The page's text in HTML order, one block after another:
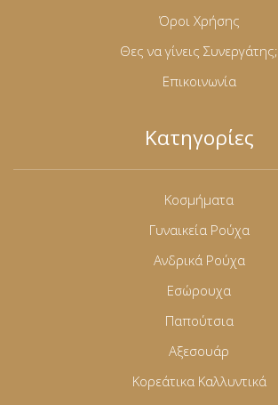
Όροι Χρήσης
Θες να γίνεις Συνεργάτης;
Επικοινωνία
Κατηγορίες
Κοσμήματα
Γυναικεία Ρούχα
Ανδρικά Ρούχα
Εσώρουχα
Παπούτσια
Αξεσουάρ
Κορεάτικα Καλλυντικά